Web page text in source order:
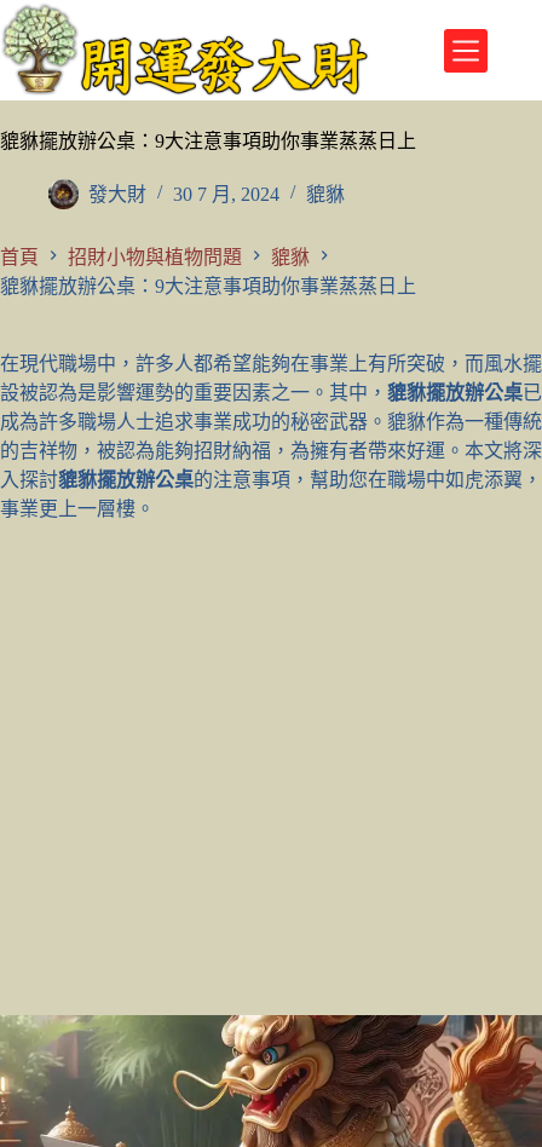
跳
至
主
要
內
貔貅擺放辦公桌：9大注意事項助你事業蒸蒸日上
發大財 30 7 月, 2024 貔貅
首頁 招財小物與植物問題
貔貅
貔貅擺放辦公桌：9大注意事項助你事業蒸蒸日上
在現代職場中，許多人都希望能夠在事業上有所突破，而風水擺
設被認為是影響運勢的重要因素之一。其中， 貔貅擺放辦公桌已
成為許多職場人士追求事業成功的秘密武器。貔貅作為一種傳統
的吉祥物，被認為能夠招財納福，為擁有者帶來好運。本文將深
入探討貔貅擺放辦公桌的注意事項，幫助您在職場中如虎添翼，
事業更上一層樓。